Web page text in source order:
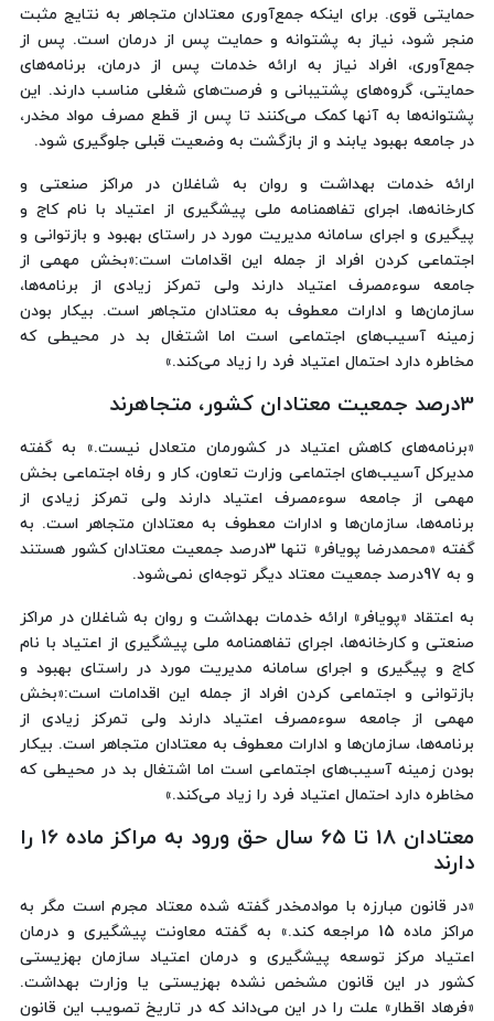
حمایتی قوی. برای اینکه جمع‌آوری معتادان متجاهر به نتایج مثبت
منجر شود، نیاز به پشتوانه و حمایت پس از درمان است. پس از
جمع‌آوری، افراد نیاز به ارائه خدمات پس از درمان، برنامه‌های
حمایتی، گروه‌های پشتیبانی و فرصت‌های شغلی مناسب دارند. این
پشتوانه‌ها به آنها کمک می‌کنند تا پس از قطع مصرف مواد مخدر،
در جامعه بهبود یابند و از بازگشت به وضعیت قبلی جلوگیری شود.
ارائه خدمات بهداشت و روان به شاغلان در مراکز صنعتی و
کارخانه‌ها، اجرای تفاهمنامه ملی پیشگیری از اعتیاد با نام کاج و
پیگیری و اجرای سامانه مدیریت مورد در راستای بهبود و بازتوانی و
اجتماعی کردن افراد از جمله این اقدامات است:«بخش مهمی از
جامعه سوءمصرف اعتیاد دارند ولی تمرکز زیادی از برنامه‌ها،
سازمان‌ها و ادارات معطوف به معتادان متجاهر است. بیکار بودن
زمینه آسیب‌های اجتماعی است اما اشتغال بد در محیطی که
مخاطره دارد احتمال اعتیاد فرد را زیاد می‌کند.»
3درصد جمعیت معتادان کشور، متجاهرند
«برنامه‌های کاهش اعتیاد در کشورمان متعادل نیست.» به گفته
مدیرکل آسیب‌های اجتماعی وزارت تعاون، کار و رفاه اجتماعی بخش
مهمی از جامعه سوءمصرف اعتیاد دارند ولی تمرکز زیادی از
برنامه‌ها، سازمان‌ها و ادارات معطوف به معتادان متجاهر است. به
گفته «محمدرضا پویافر» تنها 3درصد جمعیت معتادان کشور هستند
و به 97درصد جمعیت معتاد دیگر توجه‌ای نمی‌شود.
به اعتقاد «پویافر» ارائه خدمات بهداشت و روان به شاغلان در مراکز
صنعتی و کارخانه‌ها، اجرای تفاهمنامه ملی پیشگیری از اعتیاد با نام
کاج و پیگیری و اجرای سامانه مدیریت مورد در راستای بهبود و
بازتوانی و اجتماعی کردن افراد از جمله این اقدامات است:«بخش
مهمی از جامعه سوءمصرف اعتیاد دارند ولی تمرکز زیادی از
برنامه‌ها، سازمان‌ها و ادارات معطوف به معتادان متجاهر است. بیکار
بودن زمینه آسیب‌های اجتماعی است اما اشتغال بد در محیطی که
مخاطره دارد احتمال اعتیاد فرد را زیاد می‌کند.»
معتادان 18 تا 65 سال حق ورود به مراکز ماده 16 را
دارند
«در قانون مبارزه با موادمخدر گفته شده معتاد مجرم است مگر به
مراکز ماده 15 مراجعه کند.» به گفته معاونت پیشگیری و درمان
اعتیاد مرکز توسعه پیشگیری و درمان اعتیاد سازمان بهزیستی
کشور در این قانون مشخص نشده بهزیستی یا وزارت بهداشت.
«فرهاد اقطار» علت را در این می‌داند که در تاریخ تصویب این قانون